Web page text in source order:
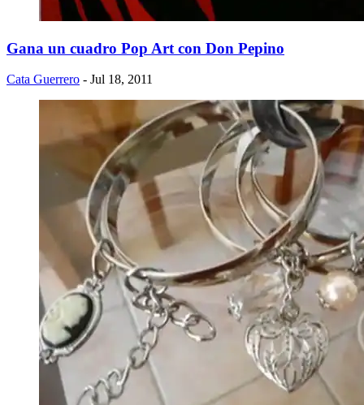
Gana un cuadro Pop Art con Don Pepino
Cata Guerrero - Jul 18, 2011